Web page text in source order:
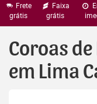
Frete
grátis
Faixa
grátis
Coroas
em Lima